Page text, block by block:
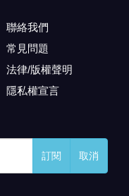
聯絡我們
常見問題
法律/版權聲明
隱私權宣言
訂閱 取消